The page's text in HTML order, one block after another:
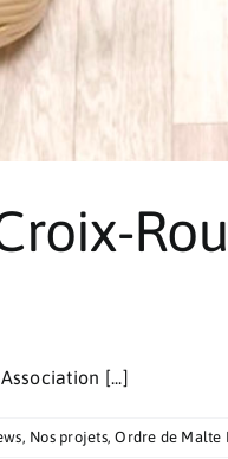
[...]
, Nos projets,Ordre de Malte